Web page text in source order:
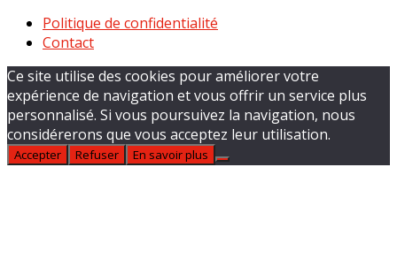
Politique de confidentialité
Contact
Ce site utilise des cookies pour améliorer votre
expérience de navigation et vous offrir un service plus
personnalisé. Si vous poursuivez la navigation, nous
considérerons que vous acceptez leur utilisation.
Accepter Refuser En savoir plus